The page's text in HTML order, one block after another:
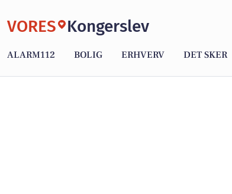
VORES Kongerslev
ALARM112 BOLIG ERHVERV DET SKER